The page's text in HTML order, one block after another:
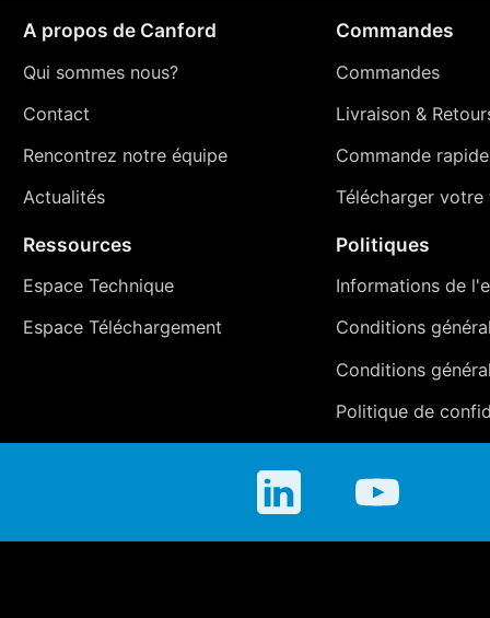
A propos de Canford
Qui sommes nous?
Contact
Rencontrez notre équipe
Actualités
Commandes
Commandes
Livraison&
Commande rapide
Télécharger votre
Ressources
Espace Technique
Espace Téléchargement
Politiques
Informations de
Conditions
Conditions
Politique de